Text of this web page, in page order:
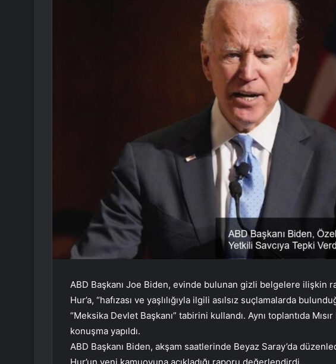
ABD Başkanı Joe Biden, evinde bulunan gizli belgelere ilişkin
Hur’a, “hafızası ve yaşlılığıyla ilgili asılsız suçlamalarda
“Meksika Devlet Başkanı” tabirini kullandı. Aynı toplantıda
konuşma yapıldı.
ABD Başkanı Biden, akşam saatlerinde Beyaz Saray’da